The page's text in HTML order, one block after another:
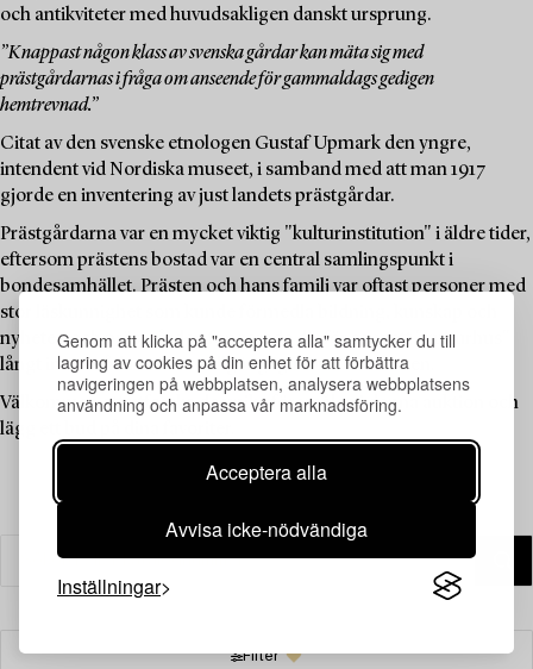
Genom att klicka på "acceptera alla" samtycker du till
lagring av cookies på din enhet för att förbättra
navigeringen på webbplatsen, analysera webbplatsens
användning och anpassa vår marknadsföring.
Acceptera alla
Avvisa icke-nödvändiga
Inställningar
och antikviteter med huvudsakligen danskt ursprung.
”Knappast någon klass av svenska gårdar kan mäta sig med
prästgårdarnas i fråga om anseende för gammaldags gedigen
hemtrevnad.”
Citat av den svenske etnologen Gustaf Upmark den yngre,
intendent vid Nordiska museet, i samband med att man 1917
gjorde en inventering av just landets prästgårdar.
Prästgårdarna var en mycket viktig "kulturinstitution" i äldre tider,
eftersom prästens bostad var en central samlingspunkt i
bondesamhället. Prästen och hans familj var oftast personer med
stor läskunnighet som kunde förmedla bildning, kunskap och
nyheter, och prästgården fungerade därför som ett "kulturhus"
långt innan sådana fanns tillgängliga för allmänheten.
Välkommen att utforska de unika föremålen i denna auktion och
lägg ett bud på dina favoriter.
Filter